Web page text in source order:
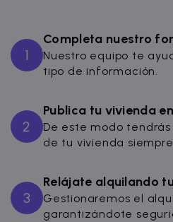
1
Completa nuestro
Nuestro equipo te
tipo de información.
2
Publica tu vivienda
De este modo
de tu vivienda
3
Relájate alquilando
Gestionaremos el
garantizándote